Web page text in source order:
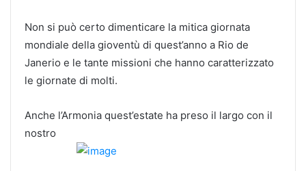
Non si può certo dimenticare la mitica giornata
mondiale della gioventù di quest’anno a Rio de
Janerio e le tante missioni che hanno caratterizzato
le giornate di molti.
Anche l’Armonia quest’estate ha preso il largo con il
nostro